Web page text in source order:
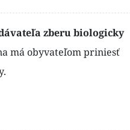
zberu biologicky
má obyvateľom priniesť